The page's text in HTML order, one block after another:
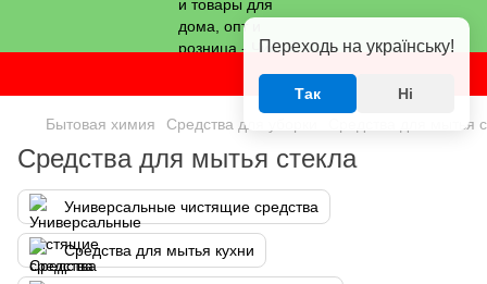
Бытовая химия Средства для уборки Средства для мытья
Средства для мытья стекла
Универсальные чистящие средства
Средства для мытья кухни
Переходь на українську!
Так Ні